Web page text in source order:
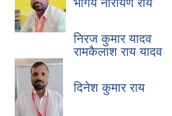
निरज कुमार यादव
रामकैलाश राय यादव
दिनेश कुमार राय